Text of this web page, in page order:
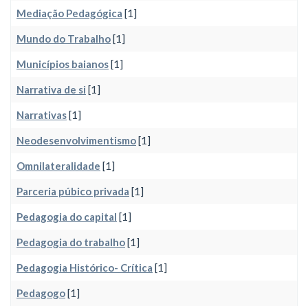
Mediação Pedagógica [1]
Mundo do Trabalho[1]
Municípios baianos[1]
Narrativa de si [1]
Narrativas[1]
Neodesenvolvimentismo[1]
Omnilateralidade [1]
Parceria púbico privada [1]
Pedagogia do capital [1]
Pedagogia do trabalho[1]
Pedagogia Histórico- Crítica [1]
Pedagogo[1]